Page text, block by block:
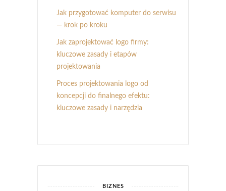
Jak przygotować komputer do serwisu
— krok po kroku
Jak zaprojektować logo firmy:
kluczowe zasady i etapów
projektowania
Proces projektowania logo od
koncepcji do finalnego efektu:
kluczowe zasady i narzędzia
BIZNES